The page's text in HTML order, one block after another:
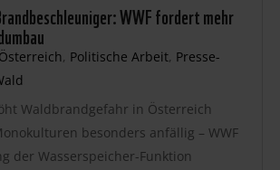
WWF fordert mehr
Österreich, Politische Arbeit, Presse-
Waldbrandgefahr in Österreich
besonders anfällig – WWF
der Wasserspeicher-Funktion